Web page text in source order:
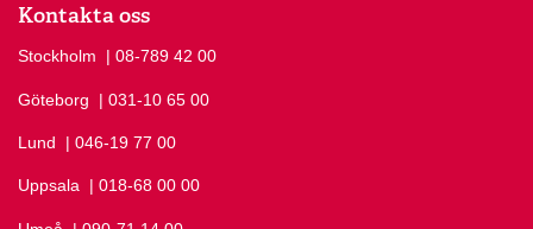
Kontakta oss
Stockholm Ring Stockholm på
| 08-789 42 00
Göteborg Ring Göteborg på
| 031-10 65 00
Lund Ring Lund på
| 046-19 77 00
Uppsala Ring Uppsala på
| 018-68 00 00